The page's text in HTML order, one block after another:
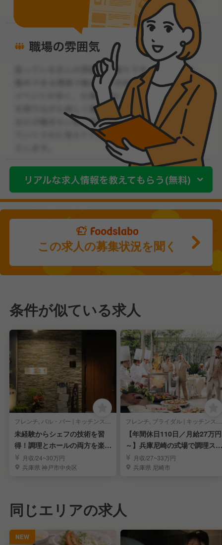
この求人の募集状況を聞く
条件が似ている求人
フレンチ, バル・バー | キッチンスタッフ
未経験からシェフの技術を習
得！調理とホールの両方を楽し
める仕事
月収/24~30万円
兵庫県 神戸市中央区
フレンチ, ブライダル | キッチンスタッフ
【年間休日110日／月給27万円
～】兵庫尼崎の式場で調理スタ
ッフ募集！
月収/27~33万円
兵庫県 尼崎市
同じエリアの求人
NEW